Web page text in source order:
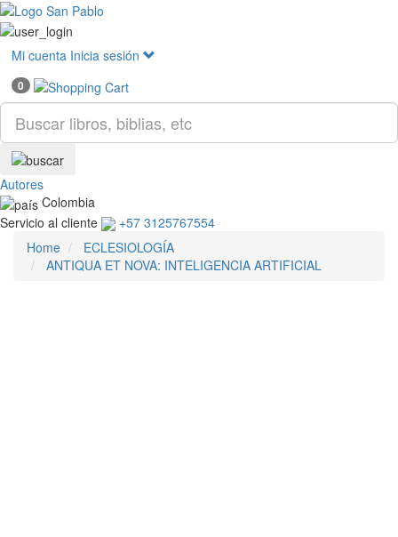
Mi cuenta Inicia sesión
0
Autores
Colombia
Servicio al cliente
+57 3125767554
Home
ECLESIOLOGÍA
ANTIQUA ET NOVA: INTELIGENCIA ARTIFICIAL